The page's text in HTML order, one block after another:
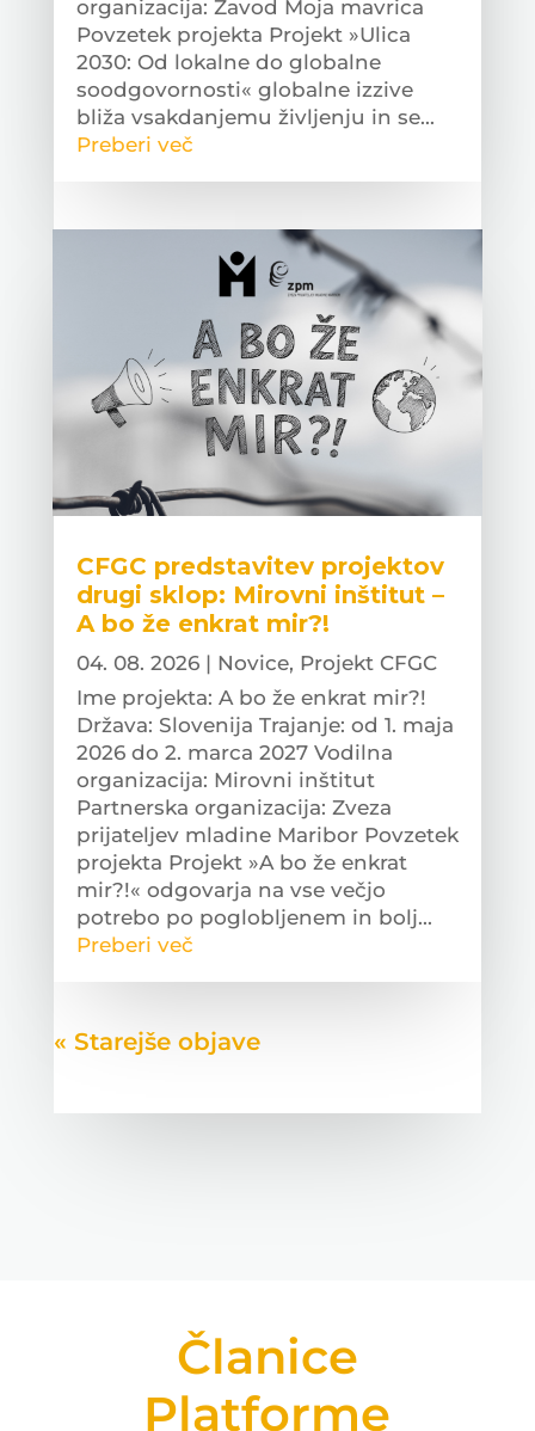
organizacija: Zavod Moja mavrica
Povzetek projekta Projekt »Ulica
2030: Od lokalne do globalne
soodgovornosti« globalne izzive
bliža vsakdanjemu življenju in se...
Preberi več
CFGC predstavitev projektov
drugi sklop: Mirovni inštitut –
A bo že enkrat mir?!
04. 08. 2026| Novice, Projekt CFGC
Ime projekta: A bo že enkrat mir?!
Država: Slovenija Trajanje: od 1. maja
2026 do 2. marca 2027 Vodilna
organizacija: Mirovni inštitut
Partnerska organizacija: Zveza
prijateljev mladine Maribor Povzetek
projekta Projekt »A bo že enkrat
mir?!« odgovarja na vse večjo
potrebo po poglobljenem in bolj...
Preberi več
« Older Entries
Članice
Platforme